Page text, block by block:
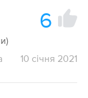
6
10 січня 2021